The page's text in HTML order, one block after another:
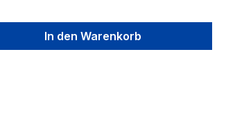
den gewünschten Wert
In den Warenkorb